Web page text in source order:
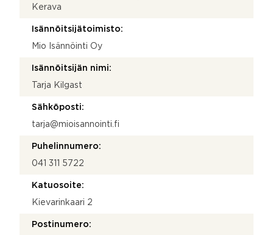
Kerava
Isännöitsijätoimisto:
Mio Isännöinti Oy
Isännöitsijän nimi:
Tarja Kilgast
Sähköposti:
tarja@mioisannointi.fi
Puhelinnumero:
041 311 5722
Katuosoite:
Kievarinkaari 2
Postinumero: